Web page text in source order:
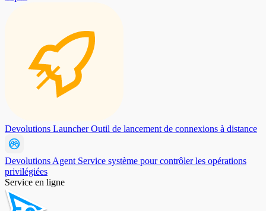
Devolutions Launcher Outil de lancement de connexions à distance
Devolutions Agent Service système pour contrôler les opérations
privilégiées
Service en ligne